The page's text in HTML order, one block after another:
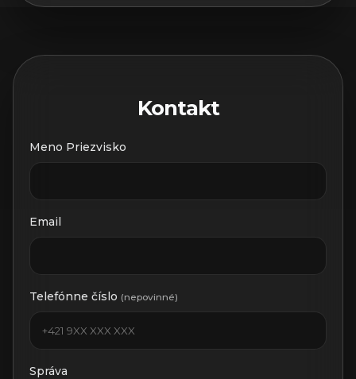
Kontakt
Meno Priezvisko
Email
Telefónne číslo (nepovinné)
Správa